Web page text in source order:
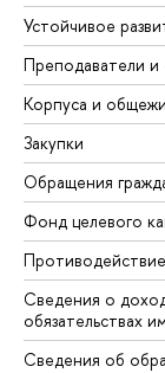
Устойчивое
Преподаватели и
Корпуса и
Закупки
Обращения
Фонд целевого
Сведения о
обязательствах
Сведения об